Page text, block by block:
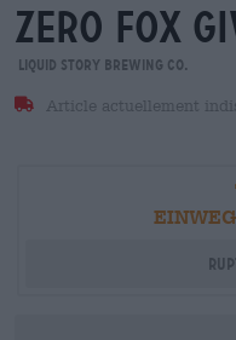
zero fox
Liquid Story Brewing Co.
Article actuellement
EINWEG